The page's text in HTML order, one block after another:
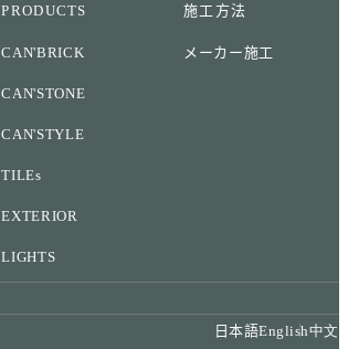
PRODUCTS
CAN'BRICK
CAN'STONE
CAN'STYLE
TILEs
EXTERIOR
LIGHTS
施工方法
メーカー施工
日本語English中文